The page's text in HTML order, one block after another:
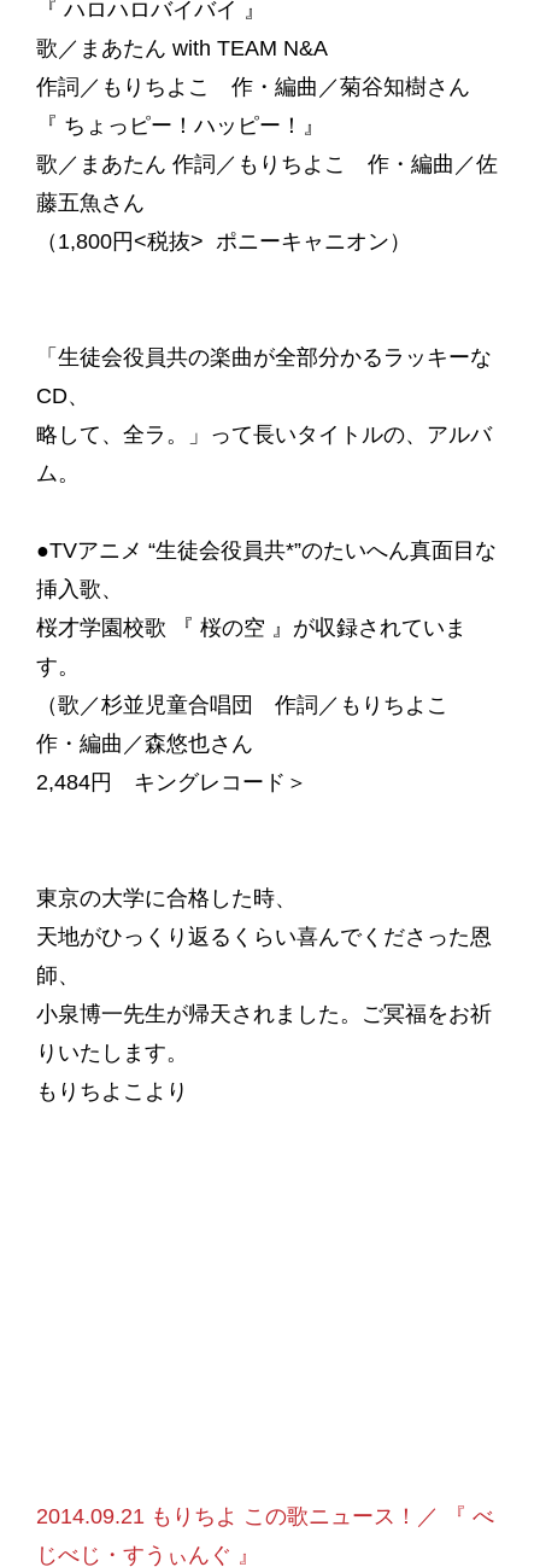
『 ハロハロバイバイ 』
歌／まあたん with TEAM N&A
作詞／もりちよこ 作・編曲／菊谷知樹さん
『 ちょっピー！ハッピー！』
歌／まあたん 作詞／もりちよこ 作・編曲／佐
藤五魚さん
（1,800円<税抜> ポニーキャニオン）
「生徒会役員共の楽曲が全部分かるラッキーな
CD、
略して、全ラ。」って長いタイトルの、アルバ
ム。
●TVアニメ “生徒会役員共*”のたいへん真面目な
挿入歌、
桜才学園校歌 『 桜の空 』が収録されていま
す。
（歌／杉並児童合唱団 作詞／もりちよこ
作・編曲／森悠也さん
2,484円 キングレコード＞
東京の大学に合格した時、
天地がひっくり返るくらい喜んでくださった恩
師、
小泉博一先生が帰天されました。ご冥福をお祈
りいたします。
もりちよこより
2014.09.21 もりちよ この歌ニュース！／ 『 べ
じべじ・すうぃんぐ 』